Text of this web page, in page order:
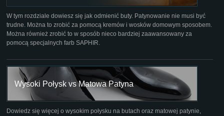
W tym rozdziale dowiesz się jak odmienić buty. Patynowanie nie musi być
trudne. Można to zrobić za pomocą kremów i wosków domowym sposobem.
Można również zrobić to w sposób nieco bardziej zaawansowany za
pomocą specjalnych farb SAPHIR.
Wysoki Połysk vs Matowa Patyna
Dowiedz się więcej o wysokim połysku na butach oraz matowej patynie,